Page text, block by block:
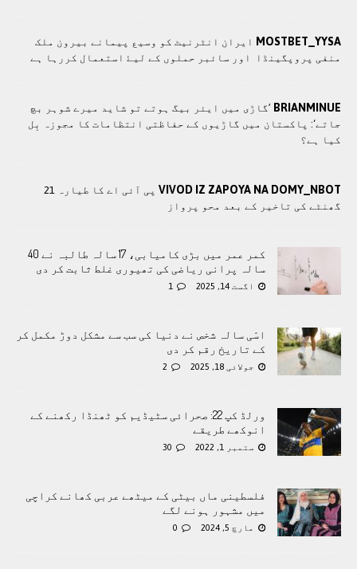
MOSTBET_YYSA ايران انٹرنيٹ کو وسيع پيمانے بيرون ملک
منفی پروپگينڈا اور سائبر حملوں کے ليۓ استعمال کررہا ہے
BRIANMINUE ’گاڑی میں ایئر بیگ ہوتے تو شاید میرے شوہر بچ
جاتے‘: پاکستان میں گاڑیوں کے حفاظتی انتظامات کا مجوزہ بِل
کیا ہے؟
VIVOD IZ ZAPOYA NA DOMY_NBOT
پی آئی اے کا طیارہ 21
گھنٹے کی تاخیر کے بعد محو پرواز
کمر عمر میں بڑی کامیابی، 17 سالہ طالبہ نے 40
سالہ پرانی ریاضی کی تھیوری غلط ثابت کر دی
اگست 14, 2025 1
اسّی سالہ شخص نے دنیا کی سب سے مشکل دوڑ مکمل کر
کے تاریخ رقم کر دی
جولائی 18, 2025 2
ورلڈ کپ 22: صحرائی سٹیڈیم کو ٹھنڈا رکھنے کے
انوکھے طریقے
ستمبر 1, 2022 30
فلسطینی ماں بیٹی کے میٹھے عربی کھانے کراچی
میں مشہور ہونے لگے
مارچ 5, 2024 0